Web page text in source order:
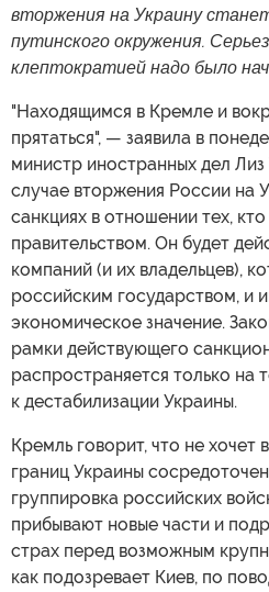
вторжения на Украину
путинского окружения.
клептократией надо было
"Находящимся в Кремле и
прятаться", — заявила в
министр иностранных дел
случае вторжения России на
санкциях в отношении тех,
правительством. Он будет
компаний (и их владельцев),
российским государством, и
экономическое значение.
рамки действующего
распространяется только на
к дестабилизации Украины.
Кремль говорит, что не хочет
границ Украины
группировка российских
прибывают новые части и
страх перед возможным
как подозревает Киев, по